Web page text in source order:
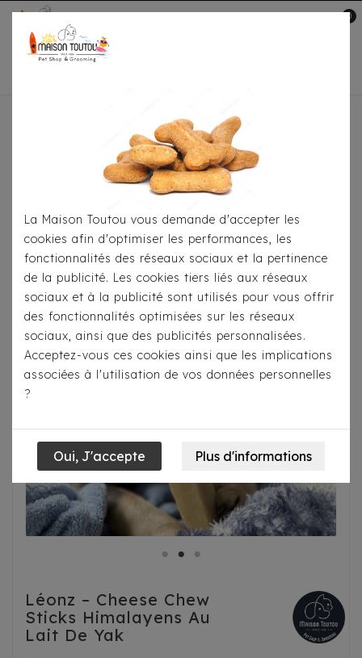
0
Snacks-Friandises
Léonz – Cheese Chew Sticks Himalayens
Au Lait De Yak
Léonz – Cheese Chew
Sticks Himalayens Au
Lait De Yak
La Maison Toutou vous demande d'accepter les
cookies afin d'optimiser les performances, les
fonctionnalités des réseaux sociaux et la pertinence
de la publicité. Les cookies tiers liés aux réseaux
sociaux et à la publicité sont utilisés pour vous offrir
des fonctionnalités optimisées sur les réseaux
sociaux, ainsi que des publicités personnalisées.
Acceptez-vous ces cookies ainsi que les implications
associées à l'utilisation de vos données personnelles
?